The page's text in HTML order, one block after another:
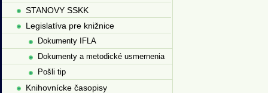
STANOVY SSKK
Legislatíva pre knižnice
Dokumenty IFLA
Dokumenty a metodické usmernenia
Pošli tip
Knihovnícke časopisy